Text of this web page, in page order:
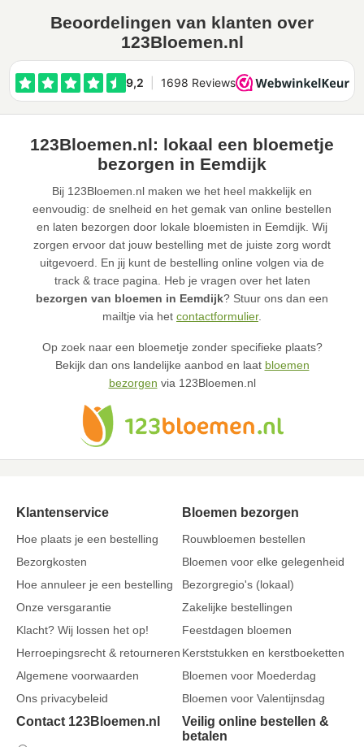
Beoordelingen van klanten over
123Bloemen.nl
123Bloemen.nl: lokaal een bloemetje
bezorgen in Eemdijk
Bij 123Bloemen.nl maken we het heel makkelijk en
eenvoudig: de snelheid en het gemak van online bestellen
en laten bezorgen door lokale bloemisten in Eemdijk. Wij
zorgen ervoor dat jouw bestelling met de juiste zorg wordt
uitgevoerd. En jij kunt de bestelling online volgen via de
track & trace pagina. Heb je vragen over het laten
bezorgen van bloemen in Eemdijk? Stuur ons dan een
mailtje via het contactformulier.
Op zoek naar een bloemetje zonder specifieke plaats?
Bekijk dan ons landelijke aanbod en laat bloemen
bezorgen via 123Bloemen.nl
Klantenservice
Hoe plaats je een bestelling
Bezorgkosten
Hoe annuleer je een bestelling
Onze versgarantie
Klacht? Wij lossen het op!
Herroepingsrecht & retourneren
Algemene voorwaarden
Ons privacybeleid
Bloemen bezorgen
Rouwbloemen bestellen
Bloemen voor elke gelegenheid
Bezorgregio's (lokaal)
Zakelijke bestellingen
Feestdagen bloemen
Kerststukken en kerstboeketten
Bloemen voor Moederdag
Bloemen voor Valentijnsdag
Contact 123Bloemen.nl
Veilig online bestellen &
betalen